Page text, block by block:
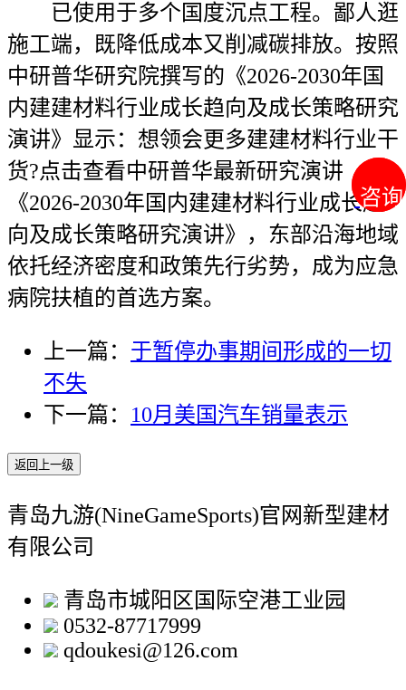
咨询
咨询
已使用于多个国度沉点工程。鄙人逛
施工端，既降低成本又削减碳排放。按照
中研普华研究院撰写的《2026-2030年国
内建建材料行业成长趋向及成长策略研究
演讲》显示：想领会更多建建材料行业干
货?点击查看中研普华最新研究演讲
《2026-2030年国内建建材料行业成长趋
向及成长策略研究演讲》，东部沿海地域
依托经济密度和政策先行劣势，成为应急
病院扶植的首选方案。
上一篇： 于暂停办事期间形成的一切
不失
下一篇： 10月美国汽车销量表示
返回上一级
青岛九游(NineGameSports)官网新型建材
有限公司
青岛市城阳区国际空港工业园
0532-87717999
qdoukesi@126.com